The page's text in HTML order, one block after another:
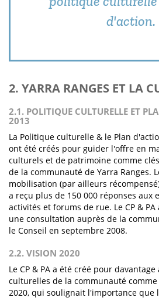
d'action.
2. YARRA RANGES ET LA
2.1. POLITIQUE CULTURELLE ET
2013
La Politique culturelle & le Plan
ont été créés pour guider l'offre en
culturels et de patrimoine comme
de la communauté de Yarra Ranges.
mobilisation (par ailleurs
a reçu plus de 150 000 réponses aux
activités et forums de rue. Le CP &
une consultation auprès de la
le Conseil en septembre 2008.
2.2. VISION 2020
Le CP & PA a été créé pour
culturelles de la communauté
2020, qui soulignait l'importance que